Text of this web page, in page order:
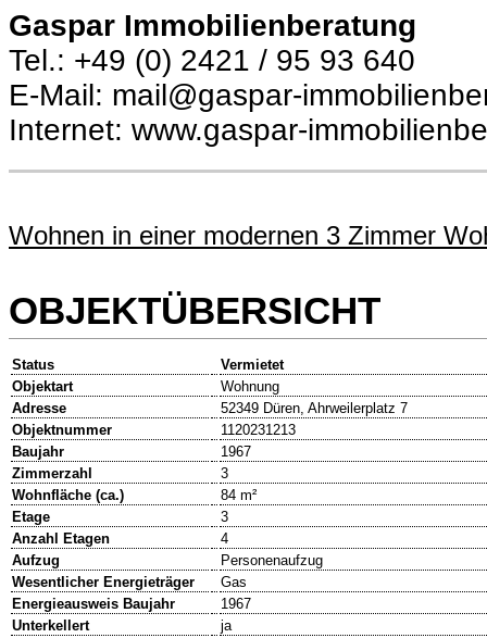
Gaspar Immobilienberatung
Tel.: +49 (0) 2421 / 95 93 640
E-Mail: mail@gaspar-
Internet: www.gaspar-
Wohnen in einer modernen 3 Zimmer
OBJEKTÜBERSICHT
Status
Vermietet
Objektart
Wohnung
Adresse
52349 Düren, Ahrweilerplatz 7
Objektnummer
1120231213
Baujahr
1967
Zimmerzahl
3
Wohnfläche (ca.)
84 m²
Etage
3
Anzahl Etagen
4
Aufzug
Personenaufzug
Wesentlicher Energieträger
Gas
Energieausweis Baujahr
1967
Unterkellert
ja